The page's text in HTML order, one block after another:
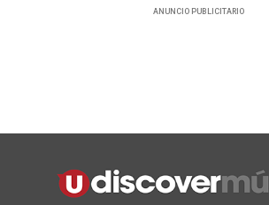
ANUNCIO PUBLICITARIO